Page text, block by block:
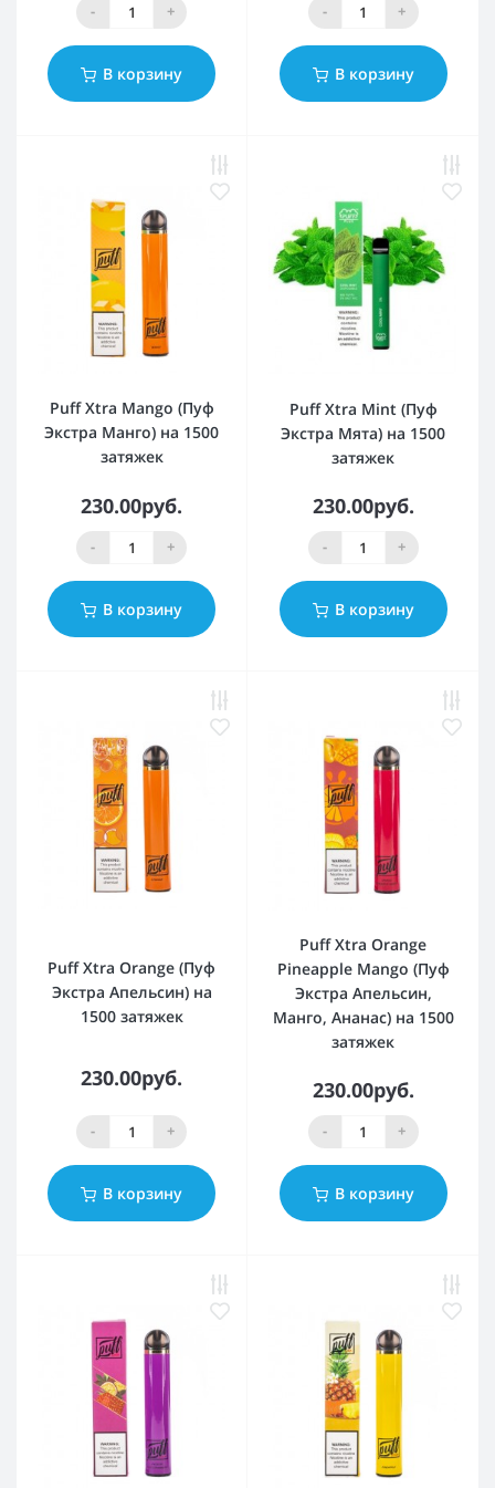
- +
В корзину
- +
В корзину
Puff Xtra Mango (Пуф
Экстра Манго) на 1500
затяжек
230.00руб.
- +
В корзину
Puff Xtra Mint (Пуф
Экстра Мята) на 1500
затяжек
230.00руб.
- +
В корзину
Puff Xtra Orange (Пуф
Экстра Апельсин) на
1500 затяжек
230.00руб.
- +
В корзину
Puff Xtra Orange
Pineapple Mango (Пуф
Экстра Апельсин,
Манго, Ананас) на 1500
затяжек
230.00руб.
- +
В корзину